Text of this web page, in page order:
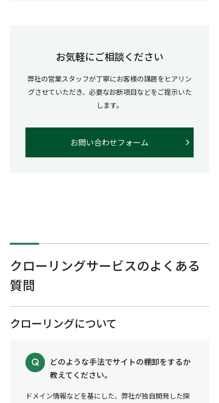
お気軽にご相談ください
弊社の営業スタッフが丁寧にお客様の課題をヒアリン
グさせていただき、必要な診断項目などをご提示いた
します。
お問い合わせフォーム
クローリングサービスのよくある
質問
クローリングについて
どのような手法でサイトの棚卸をするか
教えてください。
ドメイン情報などを基にした、弊社が独自開発した探